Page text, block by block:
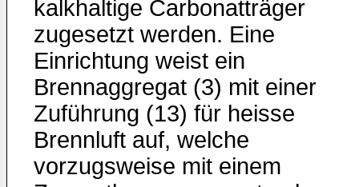
kalkhaltige Carbonatträger
zugesetzt werden. Eine
Einrichtung weist ein
Brennaggregat (3) mit einer
Zuführung (13) für heisse
Brennluft auf, welche
vorzugsweise mit einem